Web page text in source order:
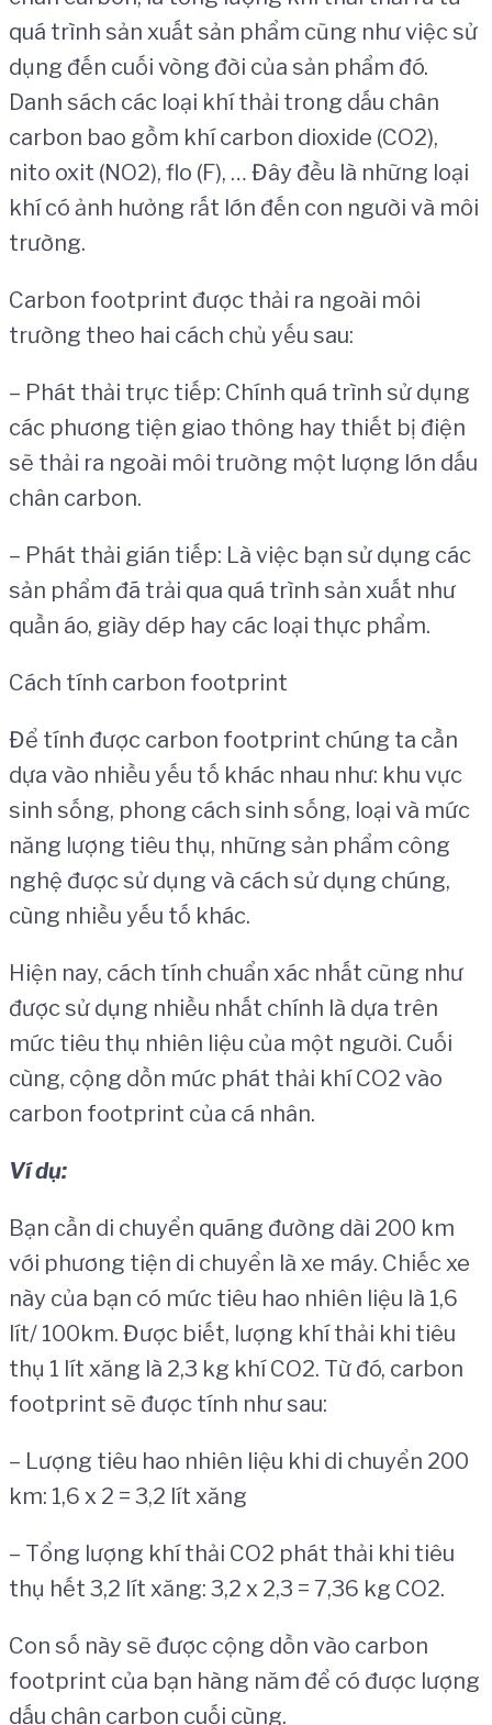
quá trình sản xuất sản phẩm cũng như việc sử
dụng đến cuối vòng đời của sản phẩm đó.
Danh sách các loại khí thải trong dấu chân
carbon bao gồm khí carbon dioxide (CO2),
nito oxit (NO2), flo (F), … Đây đều là những loại
khí có ảnh hưởng rất lớn đến con người và môi
trường.
Carbon footprint được thải ra ngoài môi
trường theo hai cách chủ yếu sau:
– Phát thải trực tiếp: Chính quá trình sử dụng
các phương tiện giao thông hay thiết bị điện
sẽ thải ra ngoài môi trường một lượng lớn dấu
chân carbon.
– Phát thải gián tiếp: Là việc bạn sử dụng các
sản phẩm đã trải qua quá trình sản xuất như
quần áo, giày dép hay các loại thực phẩm.
Cách tính carbon footprint
Để tính được carbon footprint chúng ta cần
dựa vào nhiều yếu tố khác nhau như: khu vực
sinh sống, phong cách sinh sống, loại và mức
năng lượng tiêu thụ, những sản phẩm công
nghệ được sử dụng và cách sử dụng chúng,
cùng nhiều yếu tố khác.
Hiện nay, cách tính chuẩn xác nhất cũng như
được sử dụng nhiều nhất chính là dựa trên
mức tiêu thụ nhiên liệu của một người. Cuối
cùng, cộng dồn mức phát thải khí CO2 vào
carbon footprint của cá nhân.
Vídụ:
Bạn cần di chuyển quãng đường dài 200 km
với phương tiện di chuyển là xe máy. Chiếc xe
này của bạn có mức tiêu hao nhiên liệu là 1,6
lít/ 100km. Được biết, lượng khí thải khi tiêu
thụ 1 lít xăng là 2,3 kg khí CO2. Từ đó, carbon
footprint sẽ được tính như sau:
– Lượng tiêu hao nhiên liệu khi di chuyển 200
km: 1,6 x 2 = 3,2 lít xăng
– Tổng lượng khí thải CO2 phát thải khi tiêu
thụ hết 3,2 lít xăng: 3,2 x 2,3 = 7,36 kg CO2.
Con số này sẽ được cộng dồn vào carbon
footprint của bạn hàng năm để có được lượng
dấu chân carbon cuối cùng.